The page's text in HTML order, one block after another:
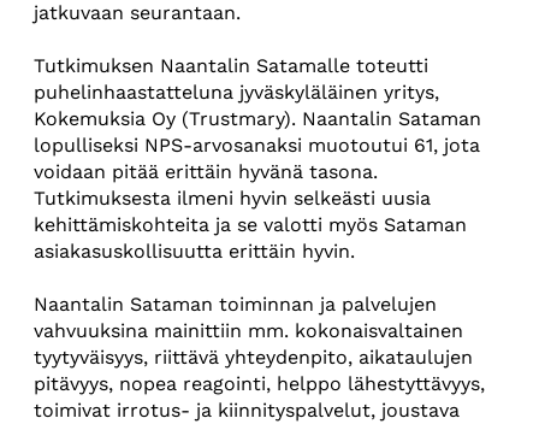
jatkuvaan seurantaan.
Tutkimuksen Naantalin Satamalle toteutti
puhelinhaastatteluna jyväskyläläinen yritys,
Kokemuksia Oy (Trustmary). Naantalin Sataman
lopulliseksi NPS-arvosanaksi muotoutui 61, jota
voidaan pitää erittäin hyvänä tasona.
Tutkimuksesta ilmeni hyvin selkeästi uusia
kehittämiskohteita ja se valotti myös Sataman
asiakasuskollisuutta erittäin hyvin.
Naantalin Sataman toiminnan ja palvelujen
vahvuuksina mainittiin mm. kokonaisvaltainen
tyytyväisyys, riittävä yhteydenpito, aikataulujen
pitävyys, nopea reagointi, helppo lähestyttävyys,
toimivat irrotus- ja kiinnityspalvelut, joustava